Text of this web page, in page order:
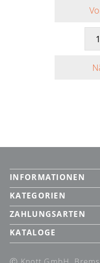
INFORMATIONEN
KATEGORIEN
ZAHLUNGSARTEN
KATALOGE